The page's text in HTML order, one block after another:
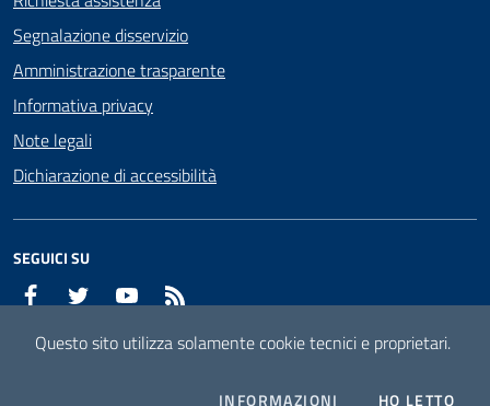
Segnalazione disservizio
Amministrazione trasparente
Informativa privacy
Note legali
Dichiarazione di accessibilità
SEGUICI SU
Facebook Twitter YouTube
Questo sito utilizza solamente cookie tecnici e proprietari.
INFORMAZIONI COOKIESHO LETTO